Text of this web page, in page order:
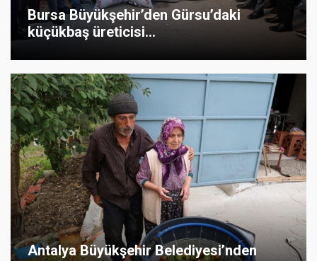
Bursa Büyükşehir’den Gürsu’daki
küçükbaş üreticisi...
Antalya Büyükşehir Belediyesi’nden